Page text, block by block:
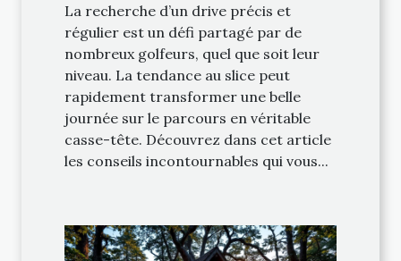
La recherche d’un drive précis et
régulier est un défi partagé par de
nombreux golfeurs, quel que soit leur
niveau. La tendance au slice peut
rapidement transformer une belle
journée sur le parcours en véritable
casse-tête. Découvrez dans cet article
les conseils incontournables qui vous...